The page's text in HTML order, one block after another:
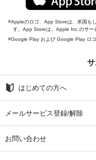
Appleのロゴ、App Storeは、米国も
す。App Storeは、Apple Inc.のサー
Google Play および Google Play ロ
はじめての方へ
メールサービス登録/解除
お問い合わせ